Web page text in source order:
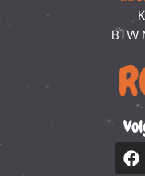
BTW